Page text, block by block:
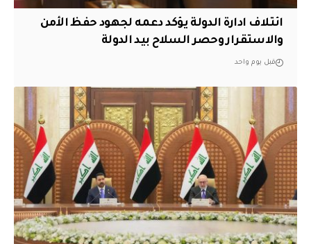
ائتلاف ادارة الدولة يؤكد دعمه لجهود حفظ الأمن
والاستقرار وحصر السلاح بيد الدولة
قبل يوم واحد